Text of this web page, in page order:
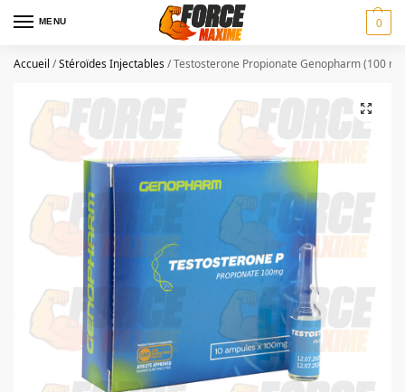
MENU 0
Accueil /Stéroïdes Injectables/Testosterone Propionate Genopharm (100